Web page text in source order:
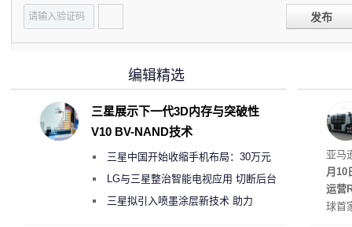
发布
亚马
月10
运营
球首
编辑精选
三星展示下一代3D内存与突破性
V10 BV-NAND技术
三星中国开始收缩手机布局：30万元
月销售额不达标门店 将被逐步清退
LG与三星整治智能电视应用 切断后台
偷偷共享带宽的违规行为
三星拟引入喷墨涂层新技术 助力